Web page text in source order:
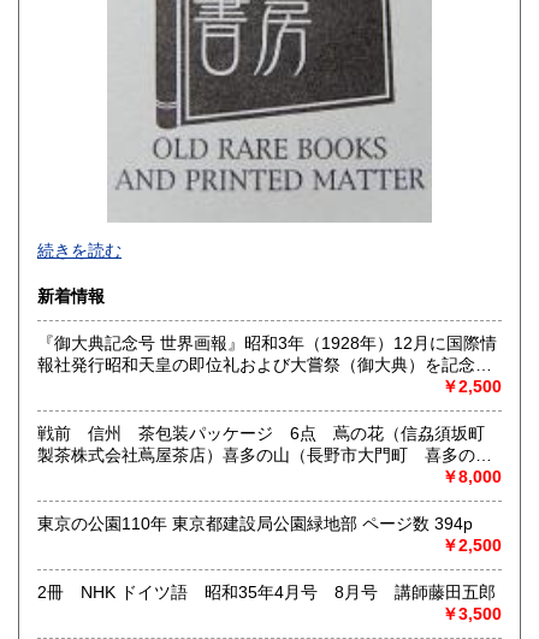
180円
最寄駅：花小金井
営業時間：10:00〜18:00
定休日：不定休
古本・骨董品の出張買取のお申込み・ご予約は、お電話・ま
たはメールにて承っております。 お気軽にお問合わせくださ
出張費は無料です。旧家、蔵のあるお宅、昭和40年以前の古
いお宅の買取は、遠方でも大歓迎です。
取り扱い分野
社会科学、美術工芸、古典籍、近代文献、外国書
続きを読む
新着情報
『御大典記念号 世界画報』昭和3年（1928年）12月に国際情
報社発行昭和天皇の即位礼および大嘗祭（御大典）を記念す
るグラフ雑誌の臨時増刊号です。当時の儀式の様子や関連行
事を写した貴重な写真や解説が多数収録されています。
￥2,500
戦前 信州 茶包装パッケージ 6点 蔦の花（信劦須坂町
製茶株式会社蔦屋茶店）喜多の山（長野市大門町 喜多の園
本店）西沢園（長野県中堅町 西澤園本舗）梅の花（信州須
坂市梅の園茶店）奈良此園（信州中野町 西澤茶舗）美泉瀧
（信州長野市新町 茶間屋美濃久商店）瀧の音（信濃吉田本
￥8,000
東京の公園110年 東京都建設局公園緑地部 ページ数 394p
￥2,500
2冊 NHK ドイツ語 昭和35年4月号 8月号 講師藤田五郎
￥3,500